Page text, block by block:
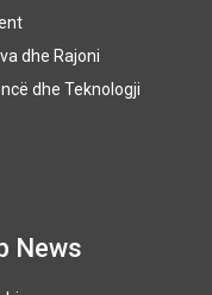
dhe Rajoni
dhe Teknologji
News